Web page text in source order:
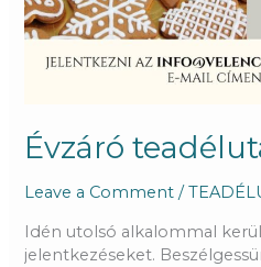
Évzáró
Leave a Comment /
Idén utolsó alkalommal
jelentkezéseket.